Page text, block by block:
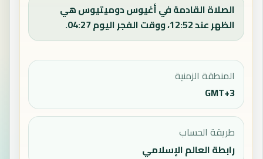
الصلاة القادمة في أغيوس دوميتيوس هي
الظهر عند 12:52، ووقت الفجر اليوم 04:27.
المنطقة الزمنية
GMT+3
طريقة الحساب
رابطة العالم الإسلامي